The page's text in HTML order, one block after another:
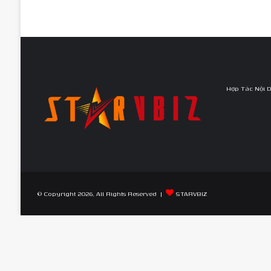
Hợp Tác Nội
© Copyright 2026, All Rights Reserved | STARVBIZ